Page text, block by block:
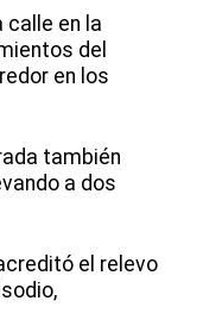
calle en la
del
en los
también
a dos
el relevo